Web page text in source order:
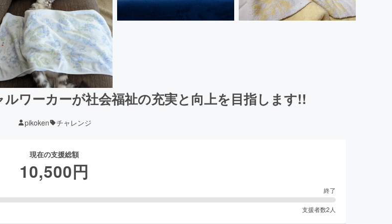
ワーカーが社会福祉の充実と向上を目指します!!
pikoken チャレンジ
現在の支援総額
10,500円
終了
支援者数2 人